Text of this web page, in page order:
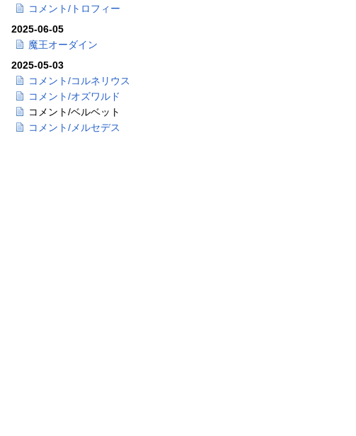
コメント/トロフィー
2025-06-05
魔王オーダイン
2025-05-03
コメント/コルネリウス
コメント/オズワルド
コメント/ベルベット
コメント/メルセデス